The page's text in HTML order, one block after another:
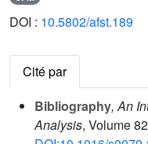
DOI : 10.5802/afst.189
Cité par
Bibliography, An
Analysis, Volume 82